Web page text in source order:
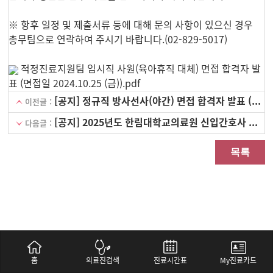
※ 항후 일정 및 제출서류 등에 대해 문의 사항이 있으신 경우
총무팀으로 연락하여 주시기 바랍니다.(02-829-5017)
적정진료지원팀 임시직 사원(육아휴직 대체) 면접 합격자 발
표 (면접일 2024.10.25 (금)).pdf
이전글 : [공지] 정규직 방사선사(야간) 면접 합격자 발표 (면접일 2024.11.14 (목))
다음글 : [공지] 2025년도 한림대학교의료원 신입간호사 공개채용
목록
홈 의료진검색 진료시간표 My진료카드